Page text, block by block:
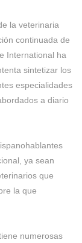
la veterinaria
continuada de
International ha
sintetizar los
especialidades
a diario
ya sean
que
la que
numerosas